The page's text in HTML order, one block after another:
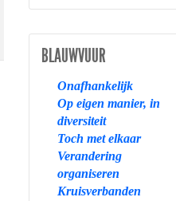
BLAUWVUUR
Onafhankelijk
Op eigen manier, in
diversiteit
Toch met elkaar
Verandering
organiseren
Kruisverbanden